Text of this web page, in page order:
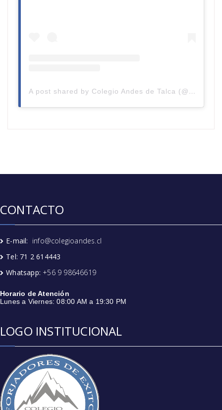
A post shared by Colegio Andes de Talca (@colegioandestalca)
CONTACTO
E-mail: info@colegioandes.cl
Tel: 71 2 614443
Whatsapp: +56 9 98646619
Horario de Atención
Lunes a Viernes: 08:00 AM a 19:30 PM
LOGO INSTITUCIONAL